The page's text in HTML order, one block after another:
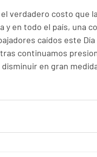
verdadero costo que
y en todo el país, una
caídos este Día
continuamos
en gran